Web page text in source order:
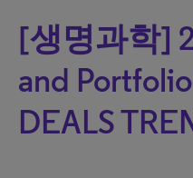
[생명과학]
and
DEALS